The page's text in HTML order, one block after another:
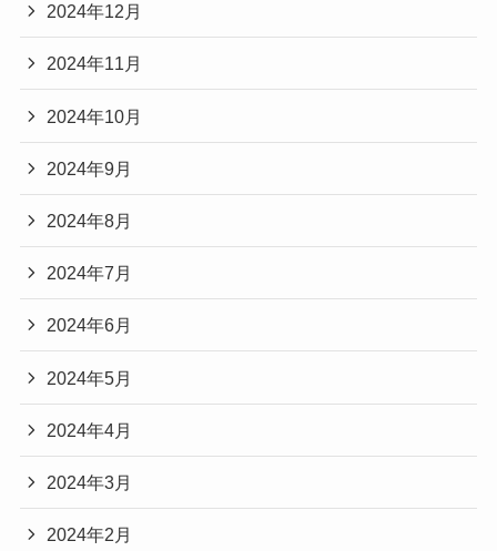
2024年12月
2024年11月
2024年10月
2024年9月
2024年8月
2024年7月
2024年6月
2024年5月
2024年4月
2024年3月
2024年2月